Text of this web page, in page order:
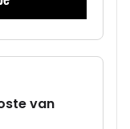
van